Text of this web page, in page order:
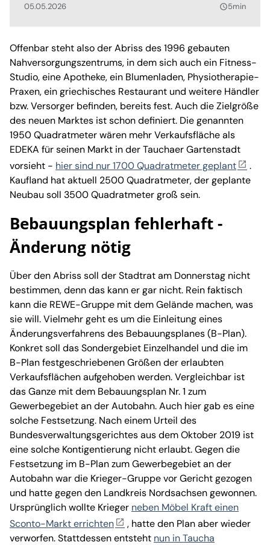
05.05.2026 query_builder5min
Offenbar steht also der Abriss des 1996 gebauten
Nahversorgungszentrums, in dem sich auch ein Fitness-
Studio, eine Apotheke, ein Blumenladen, Physiotherapie-
Praxen, ein griechisches Restaurant und weitere Händler
bzw. Versorger befinden, bereits fest. Auch die Zielgröße
des neuen Marktes ist schon definiert. Die genannten
1950 Quadratmeter wären mehr Verkaufsfläche als
EDEKA für seinen Markt in der Tauchaer Gartenstadt
vorsieht - hier sind nur 1700 Quadratmeter geplant
.
Kaufland hat aktuell 2500 Quadratmeter, der geplante
Neubau soll 3500 Quadratmeter groß sein.
Bebauungsplan fehlerhaft -
Änderung nötig
Über den Abriss soll der Stadtrat am Donnerstag nicht
bestimmen, denn das kann er gar nicht. Rein faktisch
kann die REWE-Gruppe mit dem Gelände machen, was
sie will. Vielmehr geht es um die Einleitung eines
Änderungsverfahrens des Bebauungsplanes (B-Plan).
Konkret soll das Sondergebiet Einzelhandel und die im
B-Plan festgeschriebenen Größen der erlaubten
Verkaufsflächen aufgehoben werden. Vergleichbar ist
das Ganze mit dem Bebauungsplan Nr. 1 zum
Gewerbegebiet an der Autobahn. Auch hier gab es eine
solche Festsetzung. Nach einem Urteil des
Bundesverwaltungsgerichtes aus dem Oktober 2019 ist
eine solche Kontigentierung nicht erlaubt. Gegen die
Festsetzung im B-Plan zum Gewerbegebiet an der
Autobahn war die Krieger-Gruppe vor Gericht gezogen
und hatte gegen den Landkreis Nordsachsen gewonnen.
Ursprünglich wollte Krieger neben Möbel Kraft einen
Sconto-Markt errichten
, hatte den Plan aber wieder
verworfen. Stattdessen entsteht nun in Taucha